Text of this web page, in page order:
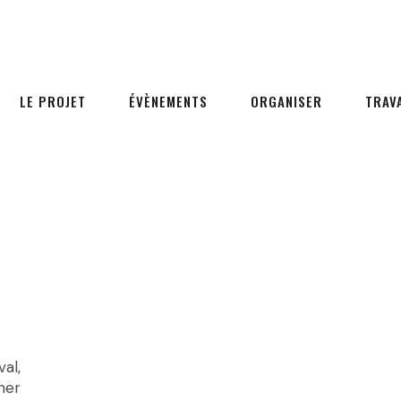
LE PROJET ÉVÈNEMENTS ORGANISER